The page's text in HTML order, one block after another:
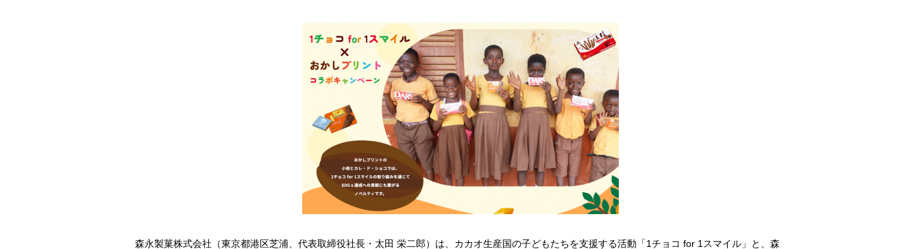
森永製菓株式会社（東京都港区芝浦、代表取締役社長・太田 栄二郎）は、カカオ生産国の子どもたちを支援する活動「1チョコ for 1スマイル」と、森